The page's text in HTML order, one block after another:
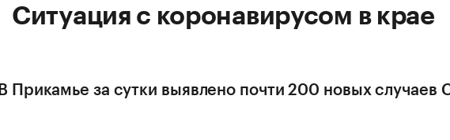
Ситуация с коронавирусом в крае
В Прикамье за сутки выявлено почти 200 новых случаев